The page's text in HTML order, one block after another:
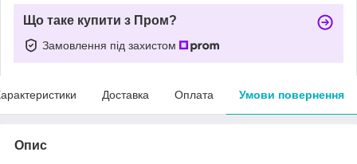
Що таке купити з Пром?
Замовлення під захистом
Доставка Оплата Умови повернення
Опис